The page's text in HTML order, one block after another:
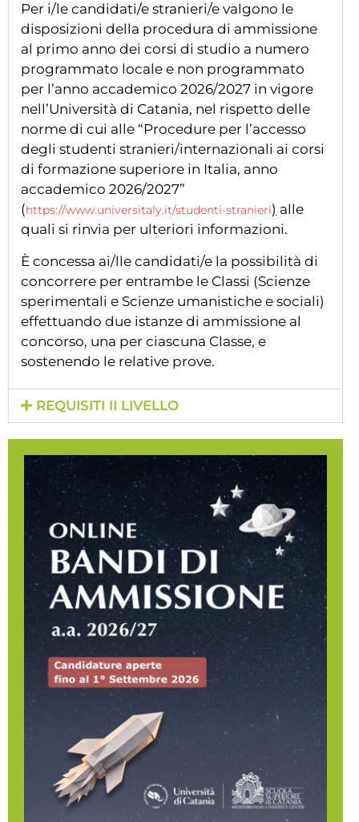
Per i/le candidati/e stranieri/e valgono le
disposizioni della procedura di ammissione
al primo anno dei corsi di studio a numero
programmato locale e non programmato
per l’anno accademico 2026/2027 in vigore
nell’Università di Catania, nel rispetto delle
norme di cui alle “Procedure per l’accesso
degli studenti stranieri/internazionali ai corsi
di formazione superiore in Italia, anno
accademico 2026/2027”
(https://www.universitaly.it/studenti-stranieri) alle
quali si rinvia per ulteriori informazioni.
È concessa ai/lle candidati/e la possibilità di
concorrere per entrambe le Classi (Scienze
sperimentali e Scienze umanistiche e sociali)
effettuando due istanze di ammissione al
concorso, una per ciascuna Classe, e
sostenendo le relative prove.
REQUISITI II LIVELLO